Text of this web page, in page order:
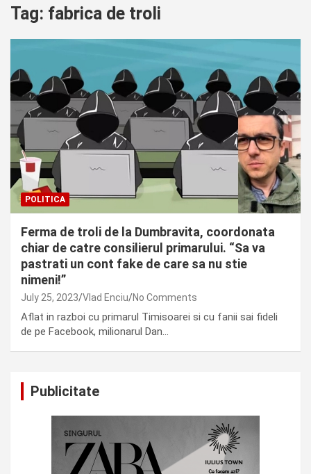
Tag: fabrica de troli
POLITICA
Ferma de troli de la Dumbravita, coordonata
chiar de catre consilierul primarului. “Sa va
pastrati un cont fake de care sa nu stie
nimeni!”
July 25, 2023 Vlad Enciu No Comments
Aflat in razboi cu primarul Timisoarei si cu fanii sai fideli
de pe Facebook, milionarul Dan…
Publicitate